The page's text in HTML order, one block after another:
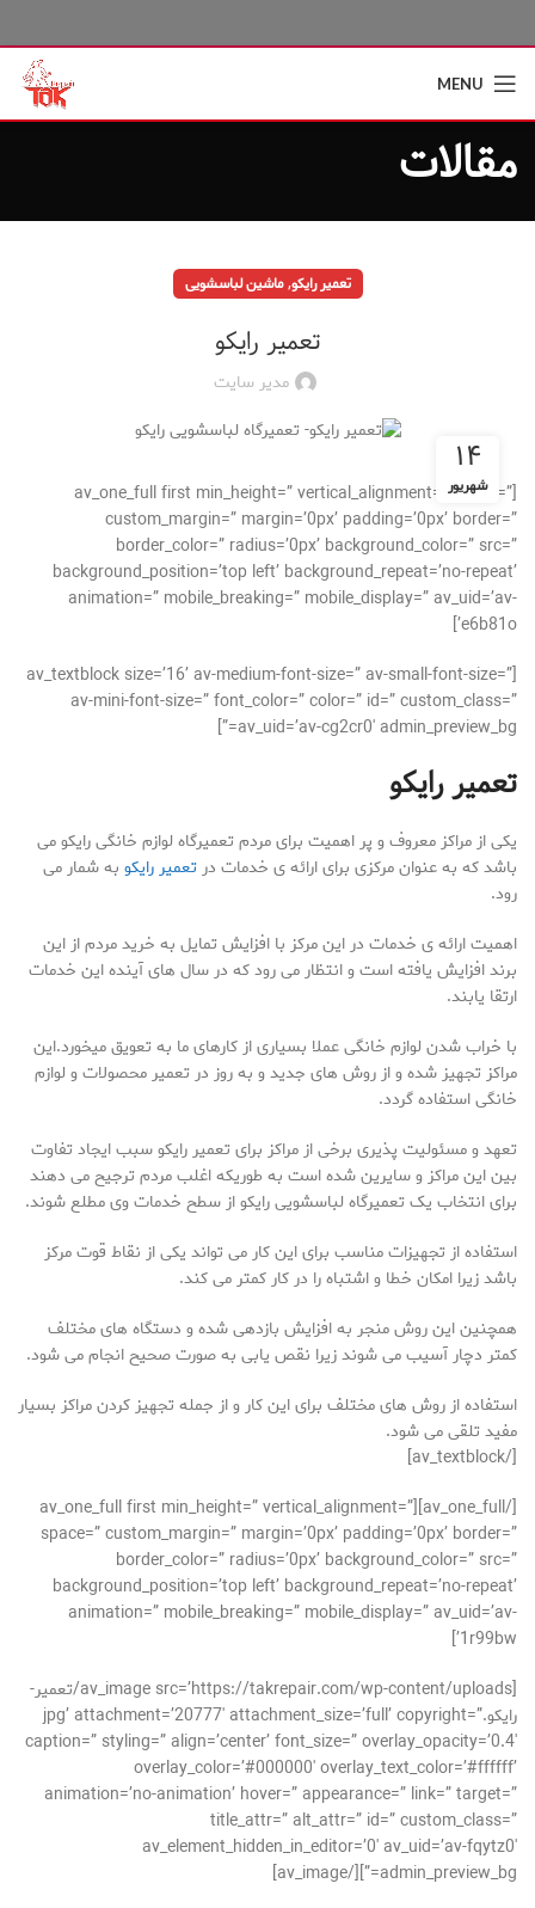
MENU
مقالات
تعمیر رایکو,ماشین لباسشویی
تعمیر رایکو
مدیر سایت
۱۴
شهریور
[av_one_full first min_height=” vertical_alignment=” space=”
custom_margin=” margin=’0px’ padding=’0px’ border=”
border_color=” radius=’0px’ background_color=” src=”
background_position=’top left’ background_repeat=’no-repeat’
animation=” mobile_breaking=” mobile_display=” av_uid=’av-
e6b81o’]
[av_textblock size=’16’ av-medium-font-size=” av-small-font-size=”
av-mini-font-size=” font_color=” color=” id=” custom_class=”
av_uid=’av-cg2cr0′ admin_preview_bg=”]
تعمیر رایکو
یکی از مراکز معروف و پر اهمیت برای مردم تعمیرگاه لوازم خانگی رایکو می
باشد که به عنوان مرکزی برای ارائه ی خدمات درتعمیر رایکو به شمار می
رود.
اهمیت ارائه ی خدمات در این مرکز با افزایش تمایل به خرید مردم از این
برند افزایش یافته است و انتظار می رود که در سال های آینده این خدمات
ارتقا یابند.
با خراب شدن لوازم خانگی عملا بسیاری از کارهای ما به تعویق میخورد.این
مراکز تجهیز شده و از روش های جدید و به روز در تعمیر محصولات و لوازم
خانگی استفاده گردد.
تعهد و مسئولیت پذیری برخی از مراکز برای تعمیر رایکو سبب ایجاد تفاوت
بین این مراکز و سایرین شده است به طوریکه اغلب مردم ترجیح می دهند
برای انتخاب یک تعمیرگاه لباسشویی رایکو از سطح خدمات وی مطلع شوند.
استفاده از تجهیزات مناسب برای این کار می تواند یکی از نقاط قوت مرکز
باشد زیرا امکان خطا و اشتباه را در کار کمتر می کند.
همچنین این روش منجر به افزایش بازدهی شده و دستگاه های مختلف
کمتر دچار آسیب می شوند زیرا نقص یابی به صورت صحیح انجام می شود.
استفاده از روش های مختلف برای این کار و از جمله تجهیز کردن مراکز بسیار
مفید تلقی می شود.
[/av_textblock]
[/av_one_full][av_one_full first min_height=” vertical_alignment=”
space=” custom_margin=” margin=’0px’ padding=’0px’ border=”
border_color=” radius=’0px’ background_color=” src=”
background_position=’top left’ background_repeat=’no-repeat’
animation=” mobile_breaking=” mobile_display=” av_uid=’av-
1r99bw’]
[av_image src=’https://takrepair.com/wp-content/uploads/تعمیر-
رایکو.jpg’ attachment=’20777′ attachment_size=’full’ copyright=”
caption=” styling=” align=’center’ font_size=” overlay_opacity=’0.4′
overlay_color=’#000000′ overlay_text_color=’#ffffff’
animation=’no-animation’ hover=” appearance=” link=” target=”
title_attr=” alt_attr=” id=” custom_class=”
av_element_hidden_in_editor=’0′ av_uid=’av-fqytz0′
admin_preview_bg=”][/av_image]